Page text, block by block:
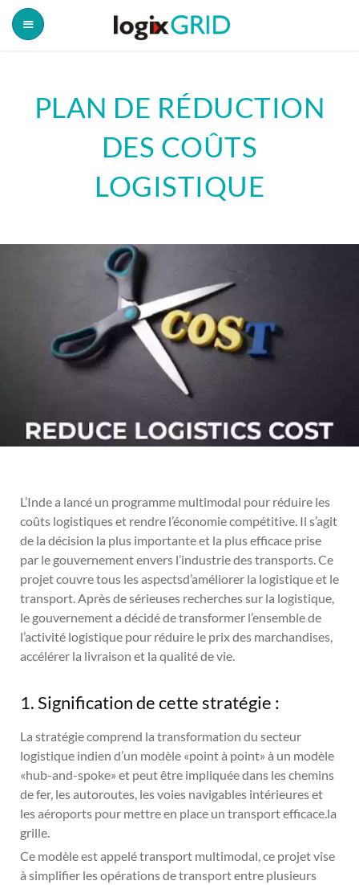
PLAN DE RÉDUCTION
DES COÛTS
LOGISTIQUE
L’Inde a lancé un programme multimodal pour réduire les
coûts logistiques et rendre l’économie compétitive. Il s’agit
de la décision la plus importante et la plus efficace prise
par le gouvernement envers l’industrie des transports. Ce
projet couvre tous les aspectsd’améliorer la logistique et le
transport. Après de sérieuses recherches sur la logistique,
le gouvernement a décidé de transformer l’ensemble de
l’activité logistique pour réduire le prix des marchandises,
accélérer la livraison et la qualité de vie.
1. Signification de cette stratégie :
La stratégie comprend la transformation du secteur
logistique indien d’un modèle «point à point» à un modèle
«hub-and-spoke» et peut être impliquée dans les chemins
de fer, les autoroutes, les voies navigables intérieures et
les aéroports pour mettre en place un transport efficace.la
grille.
Ce modèle est appelé transport multimodal, ce projet vise
à simplifier les opérations de transport entre plusieurs